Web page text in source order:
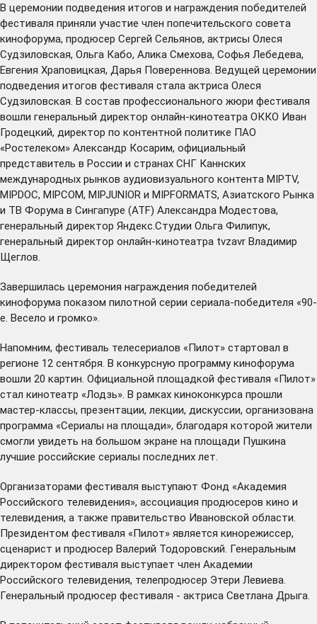
В церемонии подведения итогов и награждения победителей
фестиваля приняли участие член попечительского совета
кинофорума, продюсер Сергей Сельянов, актрисы Олеся
Судзиловская, Ольга Кабо, Алика Смехова, Софья Лебедева,
Евгения Храповицкая, Дарья Повереннова. Ведущей церемонии
подведения итогов фестиваля стала актриса Олеся
Судзиловская. В состав профессионального жюри фестиваля
вошли генеральный директор онлайн-кинотеатра ОККО Иван
Гродецкий, директор по контентной политике ПАО
«Ростелеком» Александр Косарим, официальный
представитель в России и странах СНГ Каннских
международных рынков аудиовизуального контента MIPTV,
MIPDOC, MIPCOM, MIPJUNIOR и MIPFORMATS, Азиатского Рынка
и ТВ Форума в Сингапуре (ATF) Александра Модестова,
генеральный директор Яндекс.Студии Ольга Филипук,
генеральный директор онлайн-кинотеатра tvzavr Владимир
Щеглов.
Завершилась церемония награждения победителей
кинофорума показом пилотной серии сериала-победителя «90-
е. Весело и громко».
Напомним, фестиваль телесериалов «Пилот» стартовал в
регионе 12 сентября. В конкурсную программу кинофорума
вошли 20 картин. Официальной площадкой фестиваля «Пилот»
стал кинотеатр «Лодзь». В рамках киноконкурса прошли
мастер-классы, презентации, лекции, дискуссии, организована
программа «Сериалы на площади», благодаря которой жители
смогли увидеть на большом экране на площади Пушкина
лучшие российские сериалы последних лет.
Организаторами фестиваля выступают Фонд «Академия
Российского телевидения», ассоциация продюсеров кино и
телевидения, а также правительство Ивановской области.
Президентом фестиваля «Пилот» является кинорежиссер,
сценарист и продюсер Валерий Тодоровский. Генеральным
директором фестиваля выступает член Академии
Российского телевидения, телепродюсер Этери Левиева.
Генеральный продюсер фестиваля - актриса Светлана Дрыга.